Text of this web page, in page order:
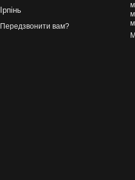
Ірпінь
Передзвонити вам?